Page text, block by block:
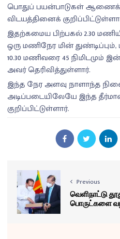
பொதுப் பயன்பாடுகள்
விடயத்தினைக்
இதற்கமைய பிற்பகல் 2.30
ஒரு மணிநேர மின் துண்டிப்பும்,
10.30 மணிவரை 45 நிமிடமும்
அவர் தெரிவித்துள்ளார்.
இந்த நேர அளவு நாளாந்த
அடிப்படையிலேயே இந்த
குறிப்பிட்டுள்ளார்.
Previous
வெளிநாட்டு
பொருட்களை